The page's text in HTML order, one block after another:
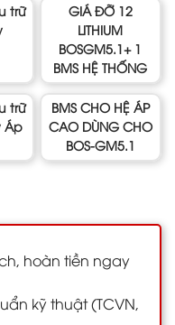
trữ
GIÁ ĐỠ 12
LITHIUM
BOSGM5.1+ 1
BMS HỆ THỐNG
trữ
Áp
BMS CHO HỆ ÁP
CAO DÙNG CHO
BOS-GM5.1
hoàn tiền ngay
kỹ thuật (TCVN,